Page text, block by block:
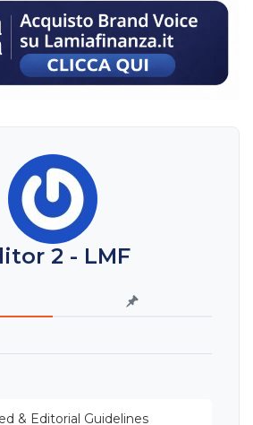
2 - LMF
& Editorial Guidelines